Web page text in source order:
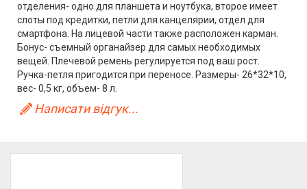
отделения- одно для планшета и ноутбука, второе имеет
слоты под кредитки, петли для канцелярии, отдел для
смартфона. На лицевой части также расположен карман.
Бонус- съемный органайзер для самых необходимых
вещей. Плечевой ремень регулируется под ваш рост.
Ручка-петля пригодится при переносе. Размеры- 26*32*10,
вес- 0,5 кг, объем- 8 л.
Написати відгук...